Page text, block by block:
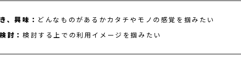
、興味： どんなものがあるかカタチやモノの感覚を掴みたい
討：検討する上での利用イメージを掴みたい